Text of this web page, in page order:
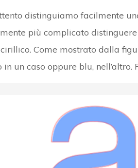
distinguiamo facilmente uno
più complicato
Come mostrato dalla
un caso oppure blu,